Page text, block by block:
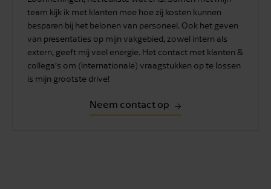
team kijk ik met klanten mee hoe zij kosten kunnen
besparen bij het belonen van personeel. Ook het geven
van presentaties op mijn vakgebied, zowel intern als
extern, geeft mij veel energie. Het contact met klanten &
collega’s om (internationale) vraagstukken op te lossen
is mijn grootste drive!
Neem contact op